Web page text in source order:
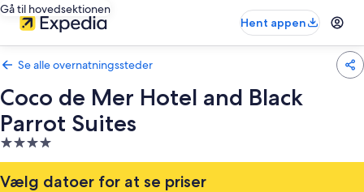
Gå til hovedsektionen
Hent appen
Se alle overnatningssteder
Coco de Mer Hotel and Black
Parrot Suites
4.0-
stjernet
overnatningssted
Vælg datoer for at se priser